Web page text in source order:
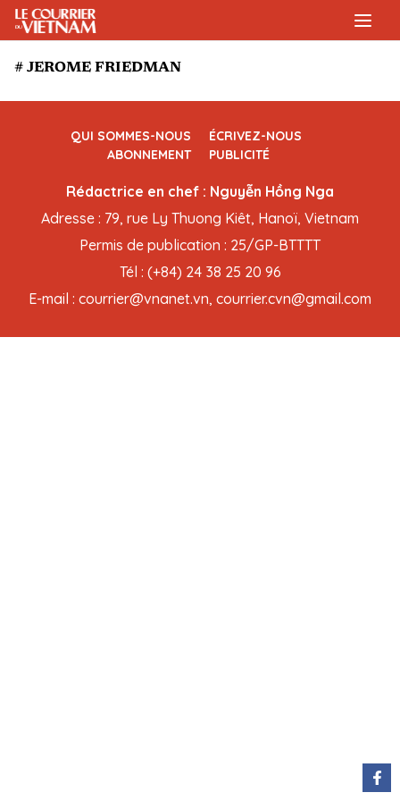
# JEROME FRIEDMAN
QUI SOMMES-NOUS
ÉCRIVEZ-NOUS
ABONNEMENT
PUBLICITÉ
Rédactrice en chef : Nguyễn Hồng Nga
Adresse : 79, rue Ly Thuong Kiêt, Hanoï, Vietnam
Permis de publication : 25/GP-BTTTT
Tél : (+84) 24 38 25 20 96
E-mail : courrier@vnanet.vn, courrier.cvn@gmail.com